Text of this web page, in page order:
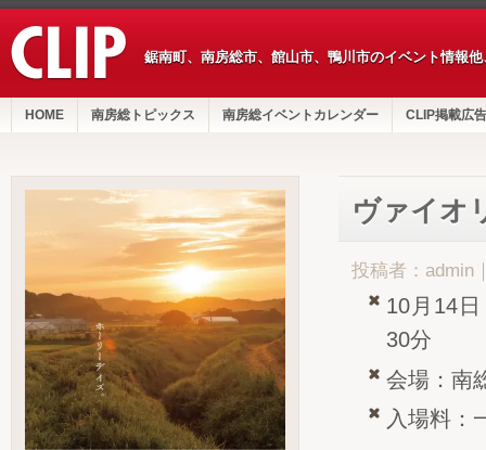
鋸南町、南房総市、館山市、鴨川市のイベント情報
HOME 南房総トピックス 南房総イベントカレンダー CLIP掲載広告
ヴァイオ
投稿者：admin
10月14
30分
会場：南
入場料：